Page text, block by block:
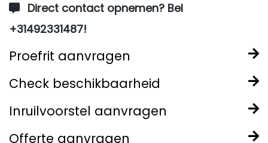
Direct contact opnemen? Bel
+31492331487!
Proefrit aanvragen
Check beschikbaarheid
Inruilvoorstel aanvragen
Offerte aanvragen